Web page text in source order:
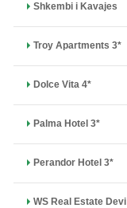
Shkembi i Kavajes
Troy Apartments 3*
Dolce Vita 4*
Palma Hotel 3*
Perandor Hotel 3*
WS Real Estate Devi